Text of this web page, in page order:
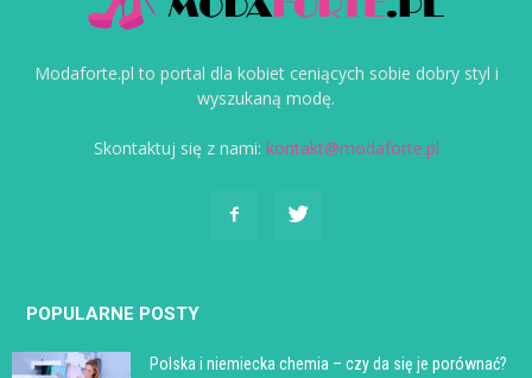
Modaforte.pl to portal dla kobiet ceniących sobie dobry styl i
wyszukaną modę.
Skontaktuj się z nami: kontakt@modaforte.pl
POPULARNE POSTY
Polska i niemiecka chemia – czy da się je porównać?